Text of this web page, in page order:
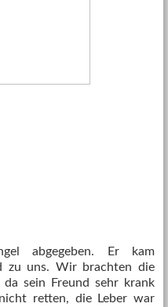
abgegeben. Er kam
zu uns. Wir brachten die
sein Freund sehr krank
retten, die Leber war